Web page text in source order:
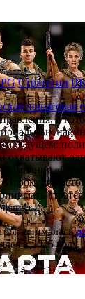
Стратегии
пошаговая
в
будущем:
охватывают
занималась
в 2025 году.